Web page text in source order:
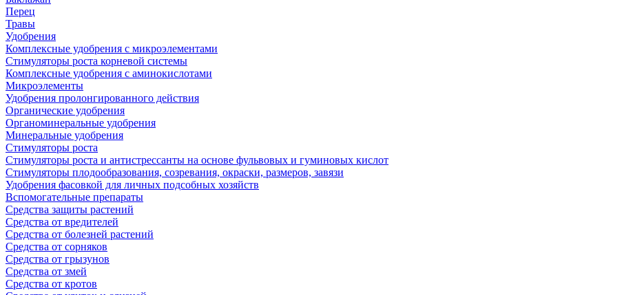
Перец
Травы
Удобрения
Комплексные удобрения с микроэлементами
Стимуляторы роста корневой системы
Комплексные удобрения с аминокислотами
Микроэлементы
Удобрения пролонгированного действия
Органические удобрения
Органоминеральные удобрения
Минеральные удобрения
Стимуляторы роста
Стимуляторы роста и антистрессанты на основе фульвовых и гуминовых кислот
Стимуляторы плодообразования, созревания, окраски, размеров, завязи
Удобрения фасовкой для личных подсобных хозяйств
Вспомогательные препараты
Средства защиты растений
Средства от вредителей
Средства от болезней растений
Средства от сорняков
Средства от грызунов
Средства от змей
Средства от кротов